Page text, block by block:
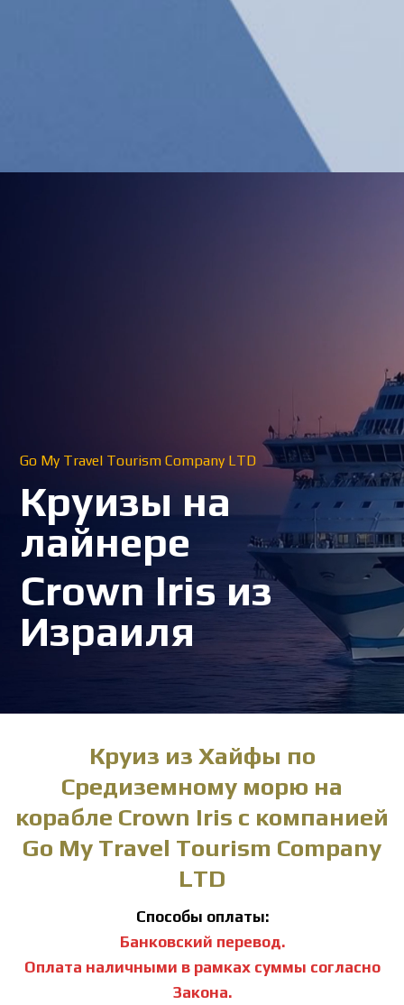
Go My Travel Tourism Company LTD
Круизы на
лайнере
Crown Iris из
Израиля
Круиз из Хайфы по
Средиземному морю на
корабле Crown Iris с компанией
Go My Travel Tourism Company
LTD
Способы оплаты:
Банковский перевод.
Оплата наличными в рамках суммы согласно
Закона.